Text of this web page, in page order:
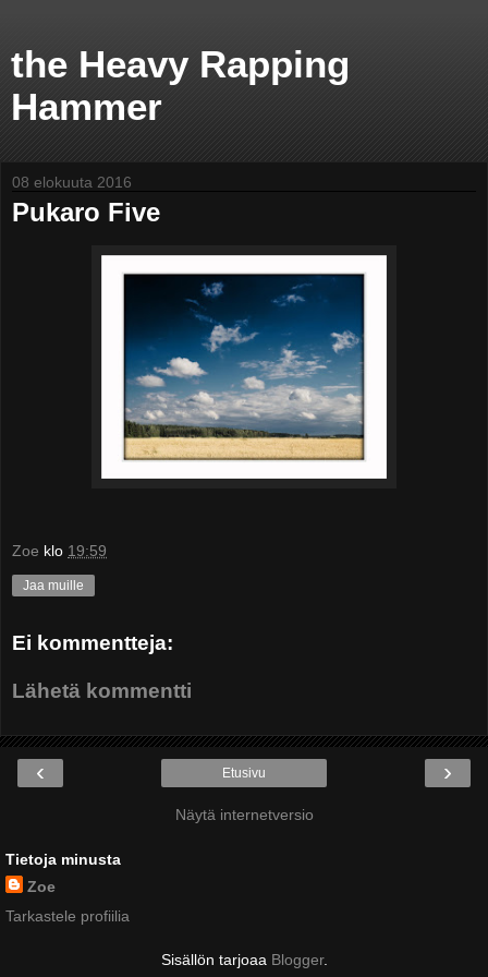
the Heavy Rapping
Hammer
08 elokuuta 2016
Pukaro Five
Zoe klo 19:59
Jaa muille
Ei kommentteja:
Lähetä kommentti
‹ ›
Etusivu
Näytä internetversio
Tietoja minusta
Zoe
Tarkastele profiilia
Sisällön tarjoaa Blogger.